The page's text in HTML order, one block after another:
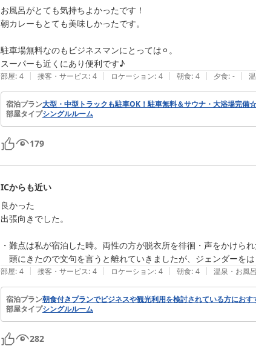
お風呂がとても気持ちよかったです！
朝カレーもとても美味しかったです。
駐車場無料なのもビジネスマンにとっては⚪︎。
スーパーも近くにあり便利です♪
部屋: 4 | 接客・サービス: 4 | ロケーション: 4 | 朝食: 4 | 夕食: - |
宿泊プラン大型・中型トラックも駐車OK！駐車無料＆サウナ・大浴場完備
部屋タイプシングルルーム
179
ICからも近い
良かった
出張向きでした。
・難点は私が宿泊した時。両性の方が脱衣所を徘徊・声をかけられ
部屋: 4 | 接客・サービス: 4 | ロケーション: 4 | 朝食: 4 | 温泉・お風呂
宿泊プラン朝食付きプランでビジネスや観光利用を検討されている方にお
部屋タイプシングルルーム
282